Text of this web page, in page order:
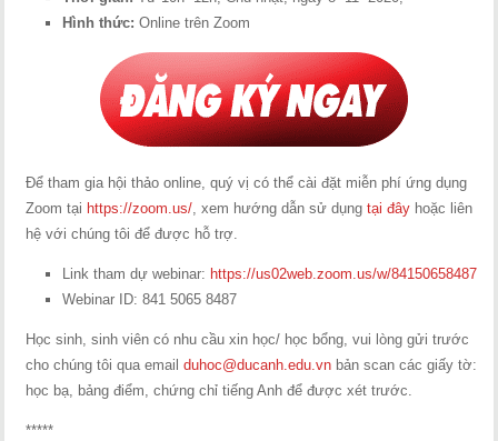
Hình thức: Online trên Zoom
Để tham gia hội thảo online, quý vị có thể cài đặt miễn phí ứng dụng
Zoom tại https://zoom.us/, xem hướng dẫn sử dụngtại đây hoặc liên
hệ với chúng tôi để được hỗ trợ.
Link tham dự webinar: https://us02web.zoom.us/w/84150658487
Webinar ID: 841 5065 8487
Học sinh, sinh viên có nhu cầu xin học/ học bổng, vui lòng gửi trước
cho chúng tôi qua emailduhoc@ducanh.edu.vn bản scan các giấy tờ:
học bạ, bảng điểm, chứng chỉ tiếng Anh để được xét trước.
*****